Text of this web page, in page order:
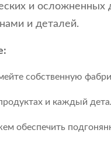
и осложненных
и деталей.
собственную
и каждый
обеспечить